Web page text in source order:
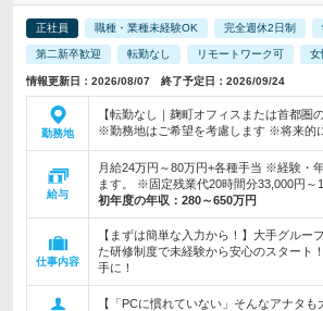
正社員 職種・業種未経験OK 完全週休2日制
第二新卒歓迎 転勤なし リモートワーク可 女
情報更新日：2026/08/07 終了予定日：2026/09/24
勤務地
【転勤なし｜麹町オフィスまたは首都圏
※勤務地はご希望を考慮します ※将来的
給与
月給24万円～80万円+各種手当 ※経験・
ます。 ※固定残業代20時間分33,000円～
初年度の年収： 280～650万円
仕事内容
【まずは簡単な入力から！】大手グルー
た研修制度で未経験から安心のスタート
手に！
【「PCに慣れていない」そんなアナタ